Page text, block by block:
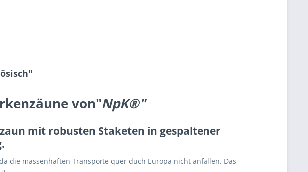
von"NpK®"
mit robusten Staketen in gespaltener
die massenhaften Transporte quer duch Europa nicht anfallen. Das